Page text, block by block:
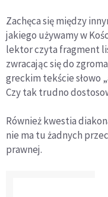
Zachęca się między
jakiego używamy w
lektor czyta fragment
zwracając się do
greckim tekście słowo
Czy tak trudno
Również kwestia
nie ma tu żadnych
prawnej.